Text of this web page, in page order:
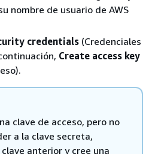
nombre de usuario de AWS
credentials (Credenciales
Create access key
clave de acceso, pero no
a la clave secreta,
anterior y cree una